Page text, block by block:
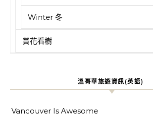
Winter 冬
賞花看樹
溫哥華旅遊資訊(英語)
Vancouver Is Awesome